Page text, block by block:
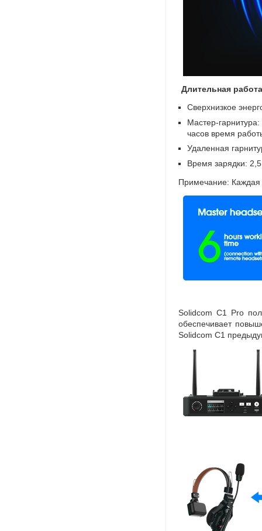
Длительная
Сверхнизкое
Мастер-
часов время
Удаленная
Время зарядки:
Примечание: Каждая
Solidcom C1 Pro
обеспечивает
Solidcom C1